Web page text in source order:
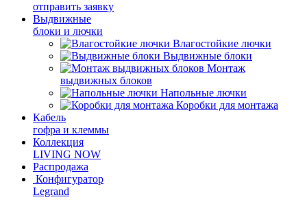
отправить заявку
Выдвижные
блоки и лючки
Влагостойкие лючки
Выдвижные блоки
Монтаж
выдвижных блоков
Напольные лючки
Коробки для монтажа
Кабель
гофра и клеммы
Коллекция
LIVING NOW
Распродажа
Конфигуратор
Legrand